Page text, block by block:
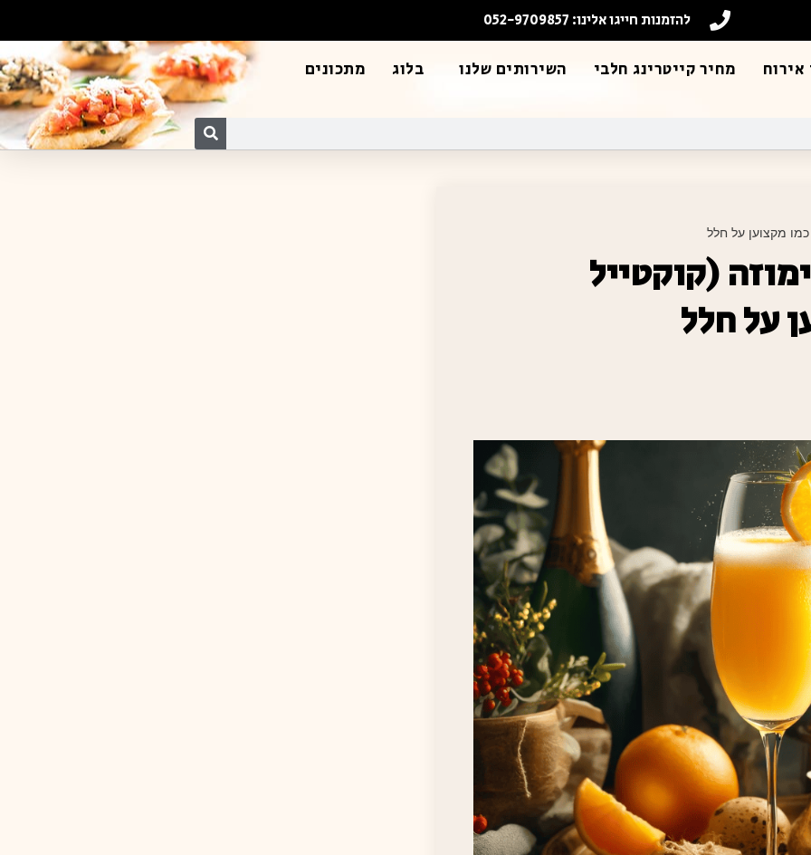
להזמנות חייגו אלינו: 052-9709857
מחיר קייטרינג חלבי השירותים שלנו בלוג מתכונים
מקצוען על חלל
(קוקטייל
על חלל